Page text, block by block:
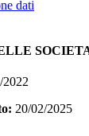
dati
2022
20/02/2025